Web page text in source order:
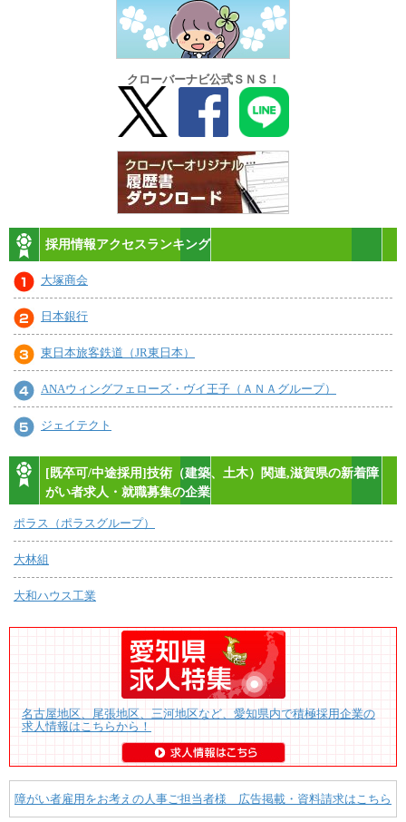
クローバーナビ公式ＳＮＳ！
採用情報アクセスランキング
大塚商会
日本銀行
東日本旅客鉄道（JR東日本）
ANAウィングフェローズ・ヴイ王子（ＡＮＡグループ）
ジェイテクト
[既卒可/中途採用]技術（建築、土木）関連,滋賀県の新着障
がい者求人・就職募集の企業
ポラス（ポラスグループ）
大林組
大和ハウス工業
名古屋地区、尾張地区、三河地区など、愛知県内で積極採用企業の
求人情報はこちらから！
障がい者雇用をお考えの人事ご担当者様 広告掲載・資料請求はこちら